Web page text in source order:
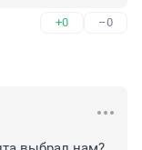
+0 –0